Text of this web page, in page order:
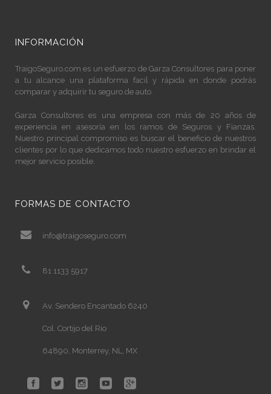
INFORMACIÓN
TraigoSeguro.com es un esfuerzo de Garza Consultores para poner
a tu alcance una plataforma facil y rápida en donde podrás
comparar y adquirir tu seguro de auto.
Garza Consultores es una empresa con más de 20 años de
experiencia en asesoría en los ramos de Seguros y Fianzas.
Nuestro principal compromiso es buscar el beneficio de nuestros
clientes por lo que dedicamos todo nuestro esfuerzo en brindar el
mejor servicio posible.
FORMAS DE CONTACTO
info@traigoseguro.com
81 1133 5917
Av. Sendero Encantado 6240
Col. Cortijo del Rio
64890, Monterrey, NL, MX